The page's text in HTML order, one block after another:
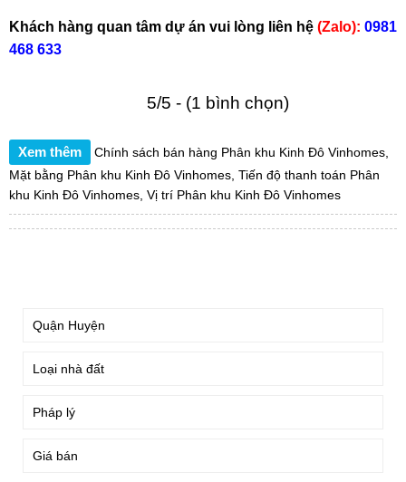
Khách hàng quan tâm dự án vui lòng liên hệ (Zalo): 0981
468 633
5/5 - (1 bình chọn)
Xem thêm Chính sách bán hàng Phân khu Kinh Đô Vinhomes,
Mặt bằng Phân khu Kinh Đô Vinhomes, Tiến độ thanh toán Phân
khu Kinh Đô Vinhomes, Vị trí Phân khu Kinh Đô Vinhomes